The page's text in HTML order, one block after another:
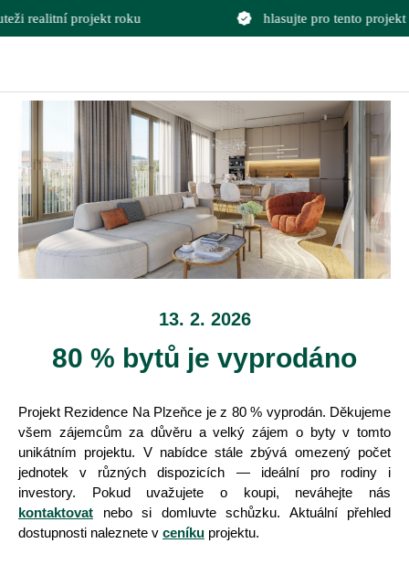
realitní projekt roku hlasujte pro tento projekt v
13. 2. 2026
80 % bytů je vyprodáno
Projekt Rezidence Na Plzeňce je z 80 % vyprodán. Děkujeme
všem zájemcům za důvěru a velký zájem o byty v tomto
unikátním projektu. V nabídce stále zbývá omezený počet
jednotek v různých dispozicích — ideální pro rodiny i
investory. Pokud uvažujete o koupi, neváhejte nás
kontaktovat nebo si domluvte schůzku. Aktuální přehled
dostupnosti naleznete v ceníku projektu.